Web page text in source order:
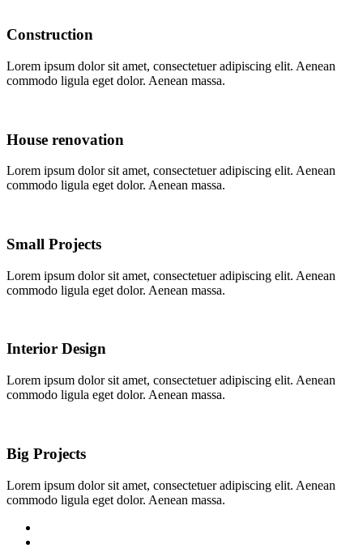
Construction
Lorem ipsum dolor sit amet, consectetuer adipiscing elit. Aenean
commodo ligula eget dolor. Aenean massa.
House renovation
Lorem ipsum dolor sit amet, consectetuer adipiscing elit. Aenean
commodo ligula eget dolor. Aenean massa.
Small Projects
Lorem ipsum dolor sit amet, consectetuer adipiscing elit. Aenean
commodo ligula eget dolor. Aenean massa.
Interior Design
Lorem ipsum dolor sit amet, consectetuer adipiscing elit. Aenean
commodo ligula eget dolor. Aenean massa.
Big Projects
Lorem ipsum dolor sit amet, consectetuer adipiscing elit. Aenean
commodo ligula eget dolor. Aenean massa.